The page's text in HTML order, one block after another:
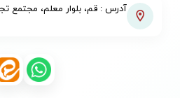
آدرس : قم، بلوار معلم، مجتمع